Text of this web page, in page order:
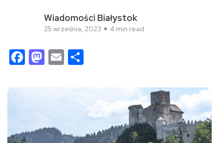
Wiadomości Białystok
25 września, 2023 4 min read
Facebook
Mastodon
Email